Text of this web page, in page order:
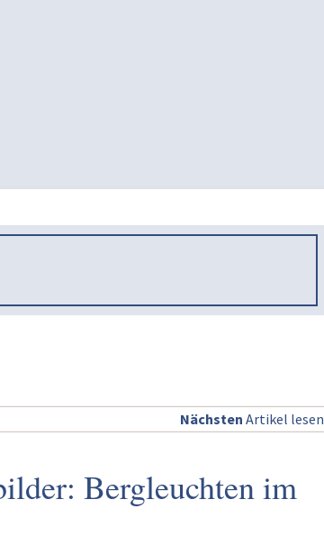
Nächsten Artikel lesen
Bergleuchten im